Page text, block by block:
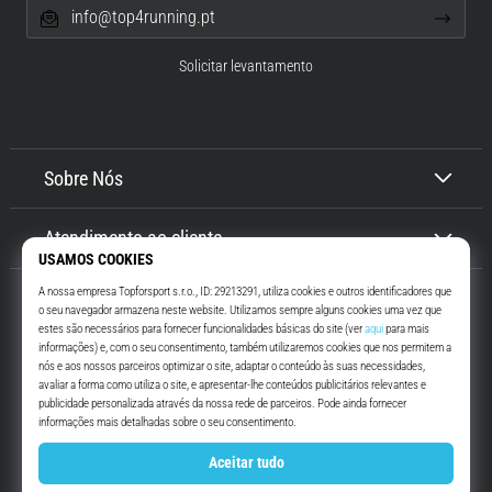
Top4Running.pt
Há mais de 16 anos que te motivamos a saíres de casa e correres. Mais
rápido. Connosco. Todos os dias.
InstagramYouTube
Sobre Nós
Atendimento ao cliente
info@top4running.pt
Solicitar levantamento